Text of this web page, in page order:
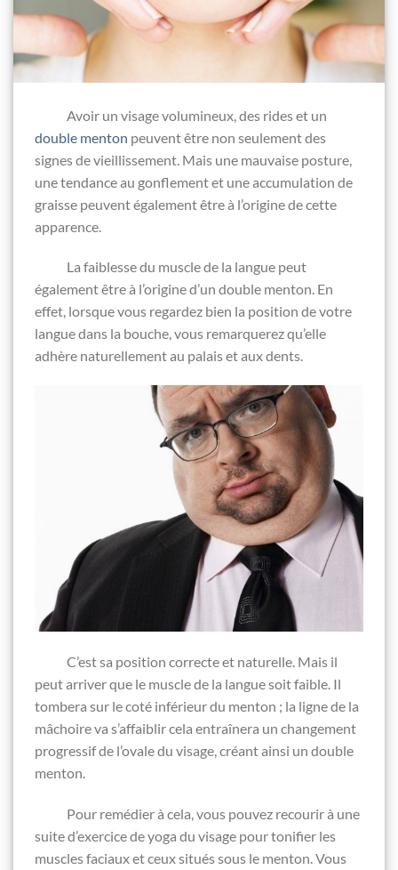
Avoir un visage volumineux, des rides et un
double menton peuvent être non seulement des
signes de vieillissement. Mais une mauvaise posture,
une tendance au gonflement et une accumulation de
graisse peuvent également être à l’origine de cette
apparence.
La faiblesse du muscle de la langue peut
également être à l’origine d’un double menton. En
effet, lorsque vous regardez bien la position de votre
langue dans la bouche, vous remarquerez qu’elle
adhère naturellement au palais et aux dents.
C’est sa position correcte et naturelle. Mais il
peut arriver que le muscle de la langue soit faible. Il
tombera sur le coté inférieur du menton ; la ligne de la
mâchoire va s’affaiblir cela entraînera un changement
progressif de l’ovale du visage, créant ainsi un double
menton.
Pour remédier à cela, vous pouvez recourir à une
suite d’exercice de yoga du visage pour tonifier les
muscles faciaux et ceux situés sous le menton. Vous